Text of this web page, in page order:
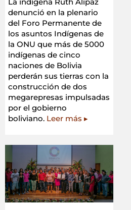
denunció en la plenario
del Foro Permanente de
los asuntos Indígenas de
la ONU que más de 5000
indígenas de cinco
naciones de Bolivia
perderán sus tierras con la
construcción de dos
megarepresas impulsadas
por el gobierno
boliviano. Leer más ▸